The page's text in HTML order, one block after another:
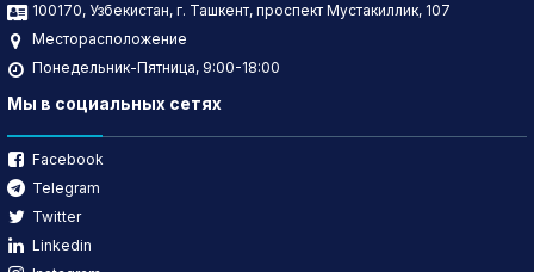
100170, Узбекистан, г. Ташкент, проспект Мустакиллик, 107
Месторасположение
Понедельник-Пятница, 9:00-18:00
Мы в социальных сетях
Facebook
Telegram
Twitter
Linkedin